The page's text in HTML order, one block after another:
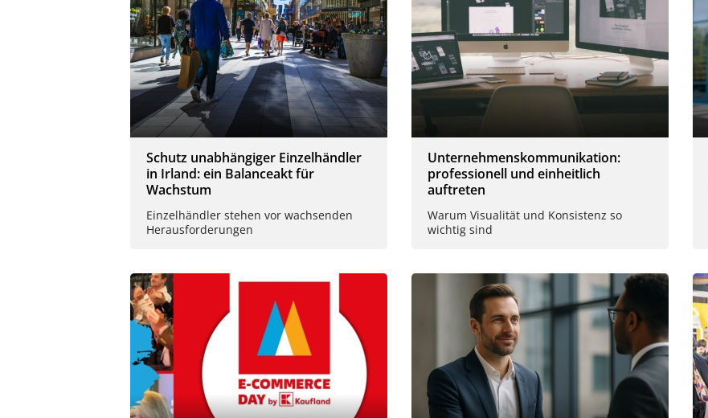
Schutz unabhängiger Einzelhändler
in Irland: ein Balanceakt für
Wachstum
Einzelhändler stehen vor wachsenden
Herausforderungen
Unternehmenskommunikation:
professionell und einheitlich
auftreten
Warum Visualität und Konsistenz so
wichtig sind